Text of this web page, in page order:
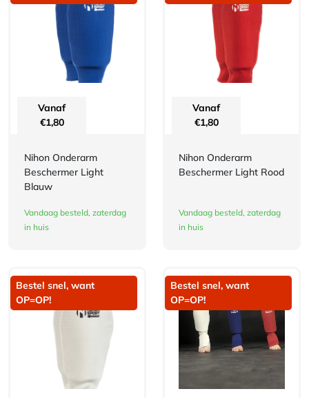
Vanaf
€1,80
Nihon Onderarm
Beschermer Light
Blauw
Vandaag besteld, zaterdag
in huis
Vanaf
€1,80
Nihon Onderarm
Beschermer Light Rood
Vandaag besteld, zaterdag
in huis
Bestel snel, want
OP=OP!
Bestel snel, want
OP=OP!